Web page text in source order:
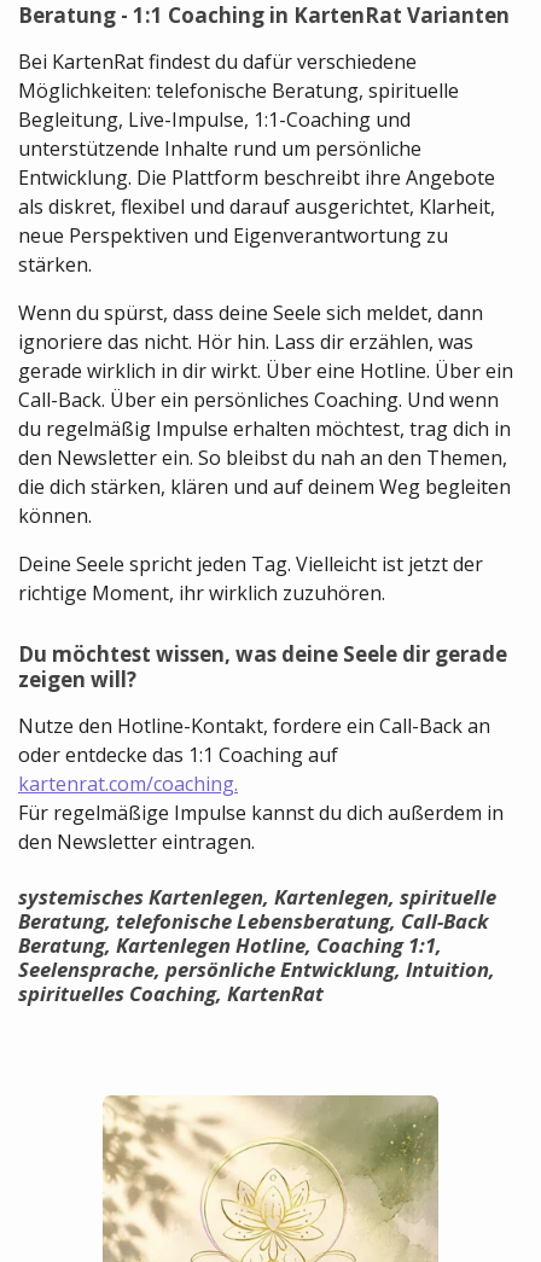
Beratung - 1:1 Coaching in KartenRat Varianten
Bei KartenRat findest du dafür verschiedene
Möglichkeiten: telefonische Beratung, spirituelle
Begleitung, Live-Impulse, 1:1-Coaching und
unterstützende Inhalte rund um persönliche
Entwicklung. Die Plattform beschreibt ihre Angebote
als diskret, flexibel und darauf ausgerichtet, Klarheit,
neue Perspektiven und Eigenverantwortung zu
stärken.
Wenn du spürst, dass deine Seele sich meldet, dann
ignoriere das nicht. Hör hin. Lass dir erzählen, was
gerade wirklich in dir wirkt. Über eine Hotline. Über ein
Call-Back. Über ein persönliches Coaching. Und wenn
du regelmäßig Impulse erhalten möchtest, trag dich in
den Newsletter ein. So bleibst du nah an den Themen,
die dich stärken, klären und auf deinem Weg begleiten
können.
Deine Seele spricht jeden Tag. Vielleicht ist jetzt der
richtige Moment, ihr wirklich zuzuhören.
Du möchtest wissen, was deine Seele dir gerade
zeigen will?
Nutze den Hotline-Kontakt, fordere ein Call-Back an
oder entdecke das 1:1 Coaching auf
kartenrat.com/coaching.
Für regelmäßige Impulse kannst du dich außerdem in
den Newsletter eintragen.
systemisches Kartenlegen, Kartenlegen, spirituelle
Beratung, telefonische Lebensberatung, Call-Back
Beratung, Kartenlegen Hotline, Coaching 1:1,
Seelensprache, persönliche Entwicklung, Intuition,
spirituelles Coaching, KartenRat